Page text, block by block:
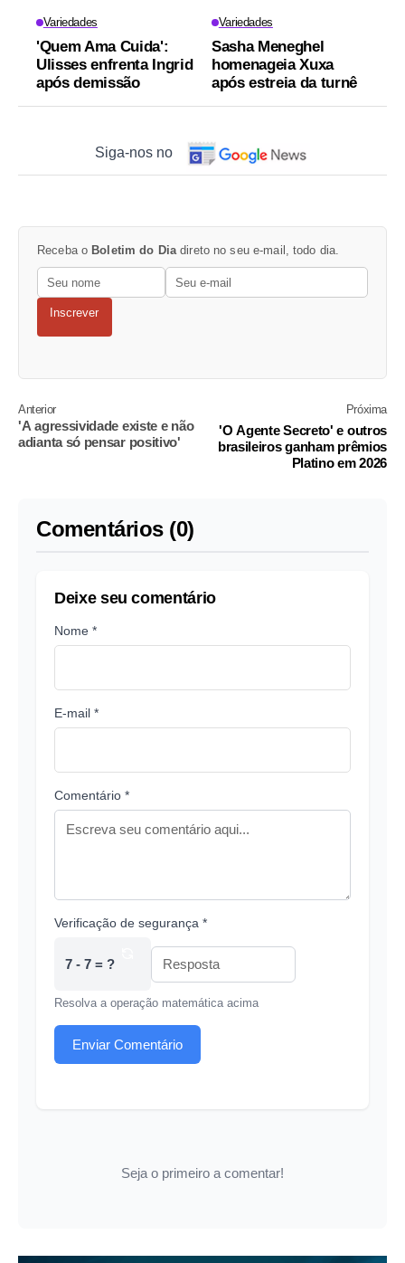
Variedades
'Quem Ama Cuida':
Ulisses enfrenta Ingrid
após demissão
Variedades
Sasha Meneghel
homenageia Xuxa
após estreia da turnê
Siga-nos no
Receba o Boletim do Dia direto no seu e-mail, todo dia.
Inscrever
Anterior
'A agressividade existe e não
adianta só pensar positivo'
Próxima
'O Agente Secreto' e outros
brasileiros ganham prêmios
Platino em 2026
Comentários (0)
Deixe seu comentário
Nome *
E-mail *
Comentário *
Verificação de segurança *
7 - 7 = ?
Resolva a operação matemática acima
Enviar Comentário
Seja o primeiro a comentar!